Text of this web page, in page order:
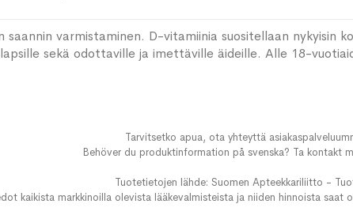
saannin varmistaminen. D-vitamiinia suositellaan nykyisin
sekä odottaville ja imettäville äideille. Alle 18-
Tarvitsetko apua, ota yhteyttä
Behöver du produktinformation på svenska? Ta kontakt
Tuotetietojen lähde: Suomen Apteekkariliitto -
kaikista markkinoilla olevista lääkevalmisteista ja niiden hinnoista